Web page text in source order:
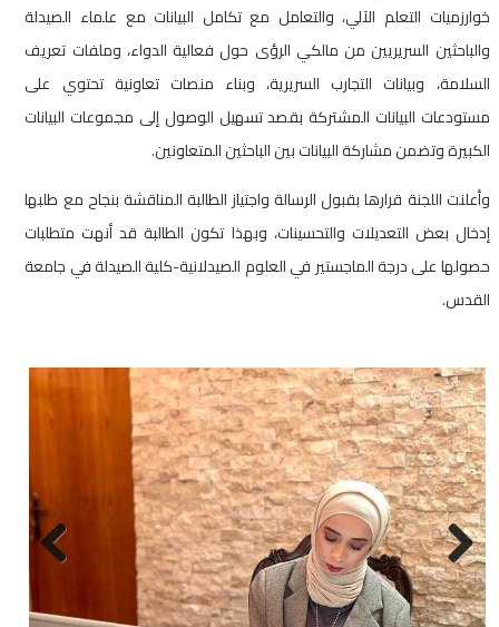
خوارزميات التعلم الآلي، والتعامل مع تكامل البيانات مع علماء الصيدلة
والباحثين السريريين من مالكي الرؤى حول فعالية الدواء، وملفات تعريف
السلامة، وبيانات التجارب السريرية، وبناء منصات تعاونية تحتوي على
مستودعات البيانات المشتركة بقصد تسهيل الوصول إلى مجموعات البيانات
الكبيرة وتضمن مشاركة البيانات بين الباحثين المتعاونين.
وأعلنت اللجنة قرارها بقبول الرسالة واجتياز الطالبة المناقشة بنجاح مع طلبها
إدخال بعض التعديلات والتحسينات، وبهذا تكون الطالبة قد أنهت متطلبات
حصولها على درجة الماجستير في العلوم الصيدلانية-كلية الصيدلة في جامعة
القدس.
Previous